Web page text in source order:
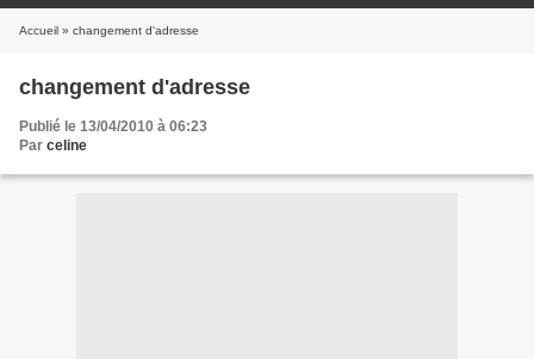
Accueil » changement d'adresse
changement d'adresse
Publié le 13/04/2010 à 06:23
Par celine